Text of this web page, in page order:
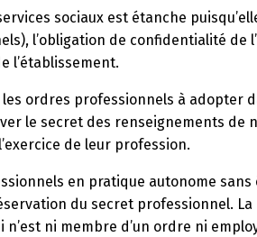
sociaux est étanche
l’obligation de confidentialité de
l’établissement.
ordres professionnels à adopter
le secret des renseignements de
de leur profession.
en pratique autonome sans
du secret professionnel.
ni membre d’un ordre ni